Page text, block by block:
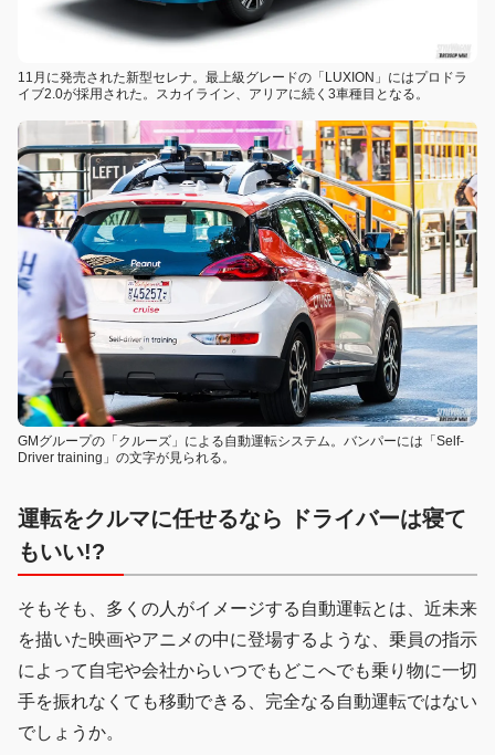
11月に発売された新型セレナ。最上級グレードの「LUXION」にはプロドラ
イブ2.0が採用された。スカイライン、アリアに続く3車種目となる。
GMグループの「クルーズ」による自動運転システム。バンパーには「Self-
Driver training」の文字が見られる。
運転をクルマに任せるなら ドライバーは寝て
もいい!?
そもそも、多くの人がイメージする自動運転とは、近未来
を描いた映画やアニメの中に登場するような、乗員の指示
によって自宅や会社からいつでもどこへでも乗り物に一切
手を振れなくても移動できる、完全なる自動運転ではない
でしょうか。